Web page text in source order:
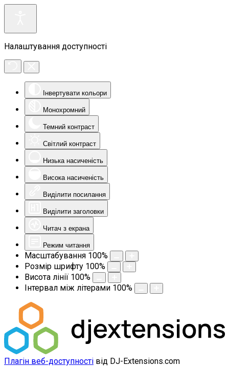
Налаштування доступності
Інвертувати кольори
Монохромний
Темний контраст
Світлий контраст
Низька насиченість
Висока насиченість
Виділити посилання
Виділити заголовки
Читач з екрана
Режим читання
Масштабування 100%
Розмір шрифту 100%
Висота лінії 100%
Інтервал між літерами 100%
Плагін веб-доступності від DJ-Extensions.com